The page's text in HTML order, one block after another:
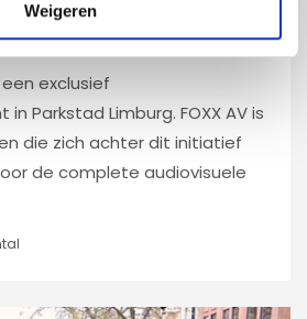
Weigeren
dé dinnershow van het
exclusief
Parkstad Limburg. FOXX AV is
die zich achter dit initiatief
de complete audiovisuele